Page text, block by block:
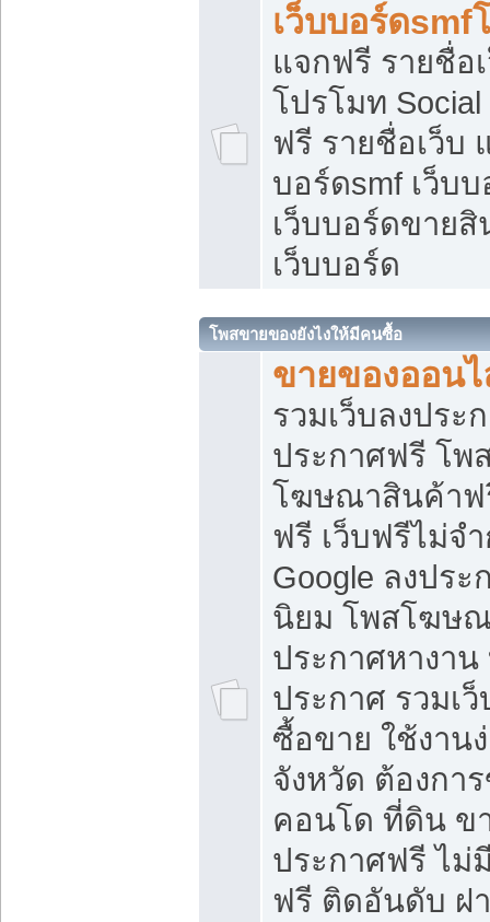
เว็บบอร์ดsmf
แจกฟรี รายชื่อ
โปรโมท
ฟรี รายชื่อเว็บ
บอร์ดsmf เว็บ
เว็บบอร์ดขาย
เว็บบอร์ด
โพสขายของยังไงให้มีคนซื้อ
ขายของออน
รวมเว็บลงประ
ประกาศฟรี โพ
โฆษณาสินค้าฟ
ฟรี เว็บฟรีไม่จ
Google ลงปร
นิยม โพสโฆษ
ประกาศหางาน
ประกาศ รวมเ
ซื้อขาย ใช้งาน
จังหวัด ต้องกา
คอนโด ที่ดิน ข
ประกาศฟรี ไม่
ฟรี ติดอันดับ ฝ